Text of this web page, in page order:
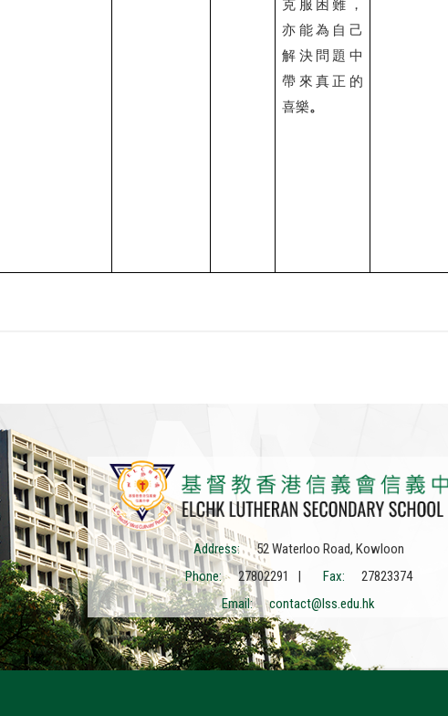
克服困難，
亦能為自己
解決問題中
帶來真正的
喜樂。
Address:
52 Waterloo Road, Kowloon
Phone:
27802291 | Fax:
27823374
Email:
contact@lss.edu.hk